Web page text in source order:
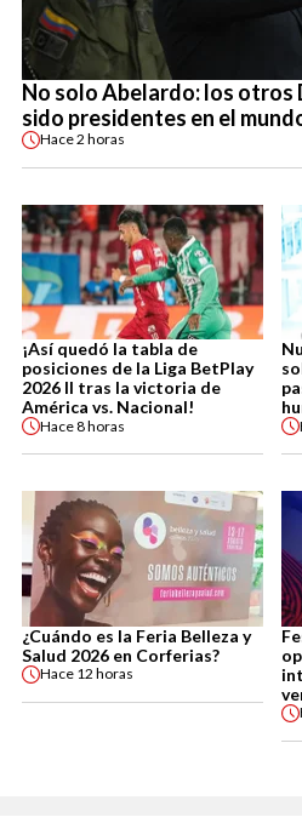
No solo Abelardo: los otros
sido presidentes en el
Hace2 horas
¡Así quedó la tabla de
posiciones de la Liga BetPlay
2026 II tras la victoria de
América vs. Nacional!
Hace8 horas
¿Cuándo es la Feria Belleza y
Salud 2026 en Corferias?
Hace 12 horas